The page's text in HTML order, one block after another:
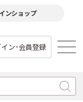
ンショップ
ン･会員登録